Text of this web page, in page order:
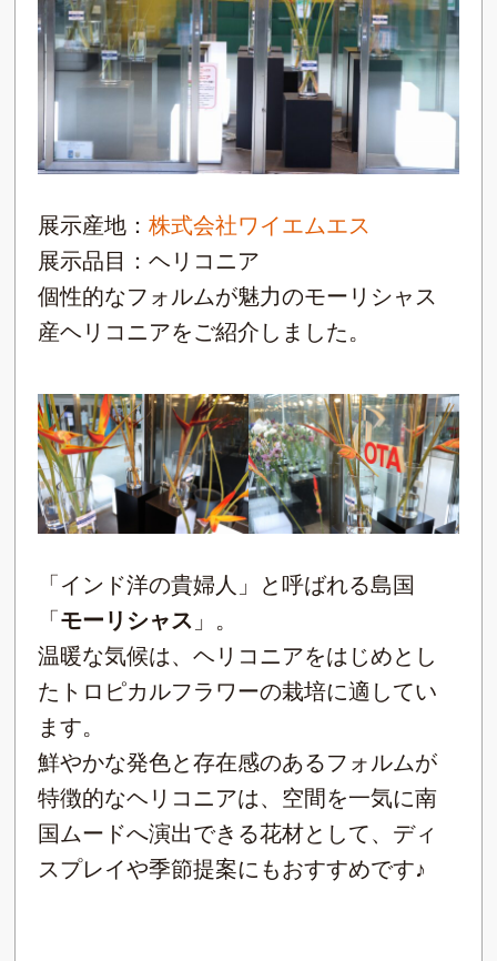
展示産地：株式会社ワイエムエス
展示品目：ヘリコニア
個性的なフォルムが魅力のモーリシャス
産ヘリコニアをご紹介しました。
「インド洋の貴婦人」と呼ばれる島国
「 モーリシャス 」。
温暖な気候は、ヘリコニアをはじめとし
たトロピカルフラワーの栽培に適してい
ます。
鮮やかな発色と存在感のあるフォルムが
特徴的なヘリコニアは、空間を一気に南
国ムードへ演出できる花材として、ディ
スプレイや季節提案にもおすすめです♪